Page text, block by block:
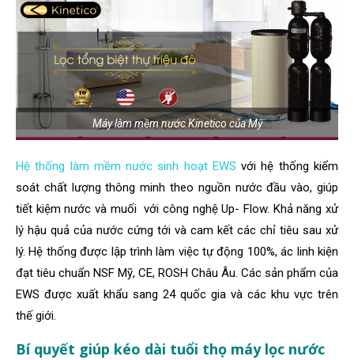
Máy làm mềm nước Kinetico của Mỹ
Hệ thống làm mềm nước sinh hoạt EWS với hệ thống kiểm
soát chất lượng thông minh theo nguồn nước đầu vào, giúp
tiết kiệm nước và muối với công nghệ Up- Flow. Khả năng xử
lý hậu quả của nước cứng tới và cam kết các chỉ tiêu sau xử
lý. Hệ thống được lập trình làm việc tự động 100%, ác linh kiện
đạt tiêu chuẩn NSF Mỹ, CE, ROSH Châu Âu. Các sản phẩm của
EWS được xuất khẩu sang 24 quốc gia và các khu vực trên
thế giới.
Bí quyết giúp kéo dài tuổi thọ máy lọc nước